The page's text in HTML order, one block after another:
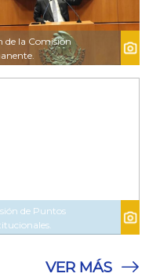
de la Comisión
de Puntos
VER MÁS